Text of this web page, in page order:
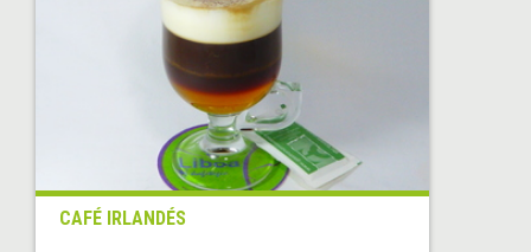
CAFÉ IRLANDÉS